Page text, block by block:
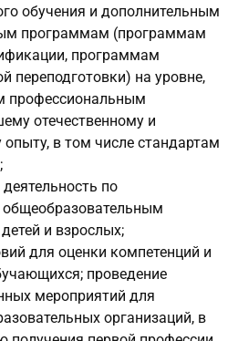
обучения и дополнительным
программам (программам
программам
переподготовки) на уровне,
профессиональным
отечественному и
в том числе стандартам
по
и взрослых;
для оценки компетенций и
проведение
мероприятий для
организаций, в